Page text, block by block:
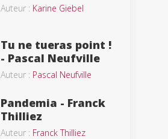
Auteur : Karine Giebel
Tu ne tueras point !
- Pascal Neufville
Auteur : Pascal Neufville
Pandemia - Franck
Thilliez
Auteur : Franck Thilliez